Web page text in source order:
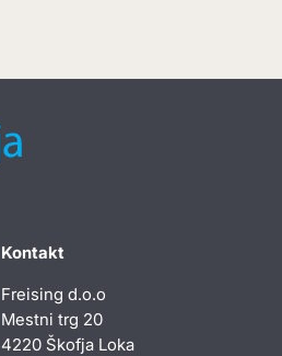
Kontakt
Freising d.o.o
Mestni trg 20
4220 Škofja Loka